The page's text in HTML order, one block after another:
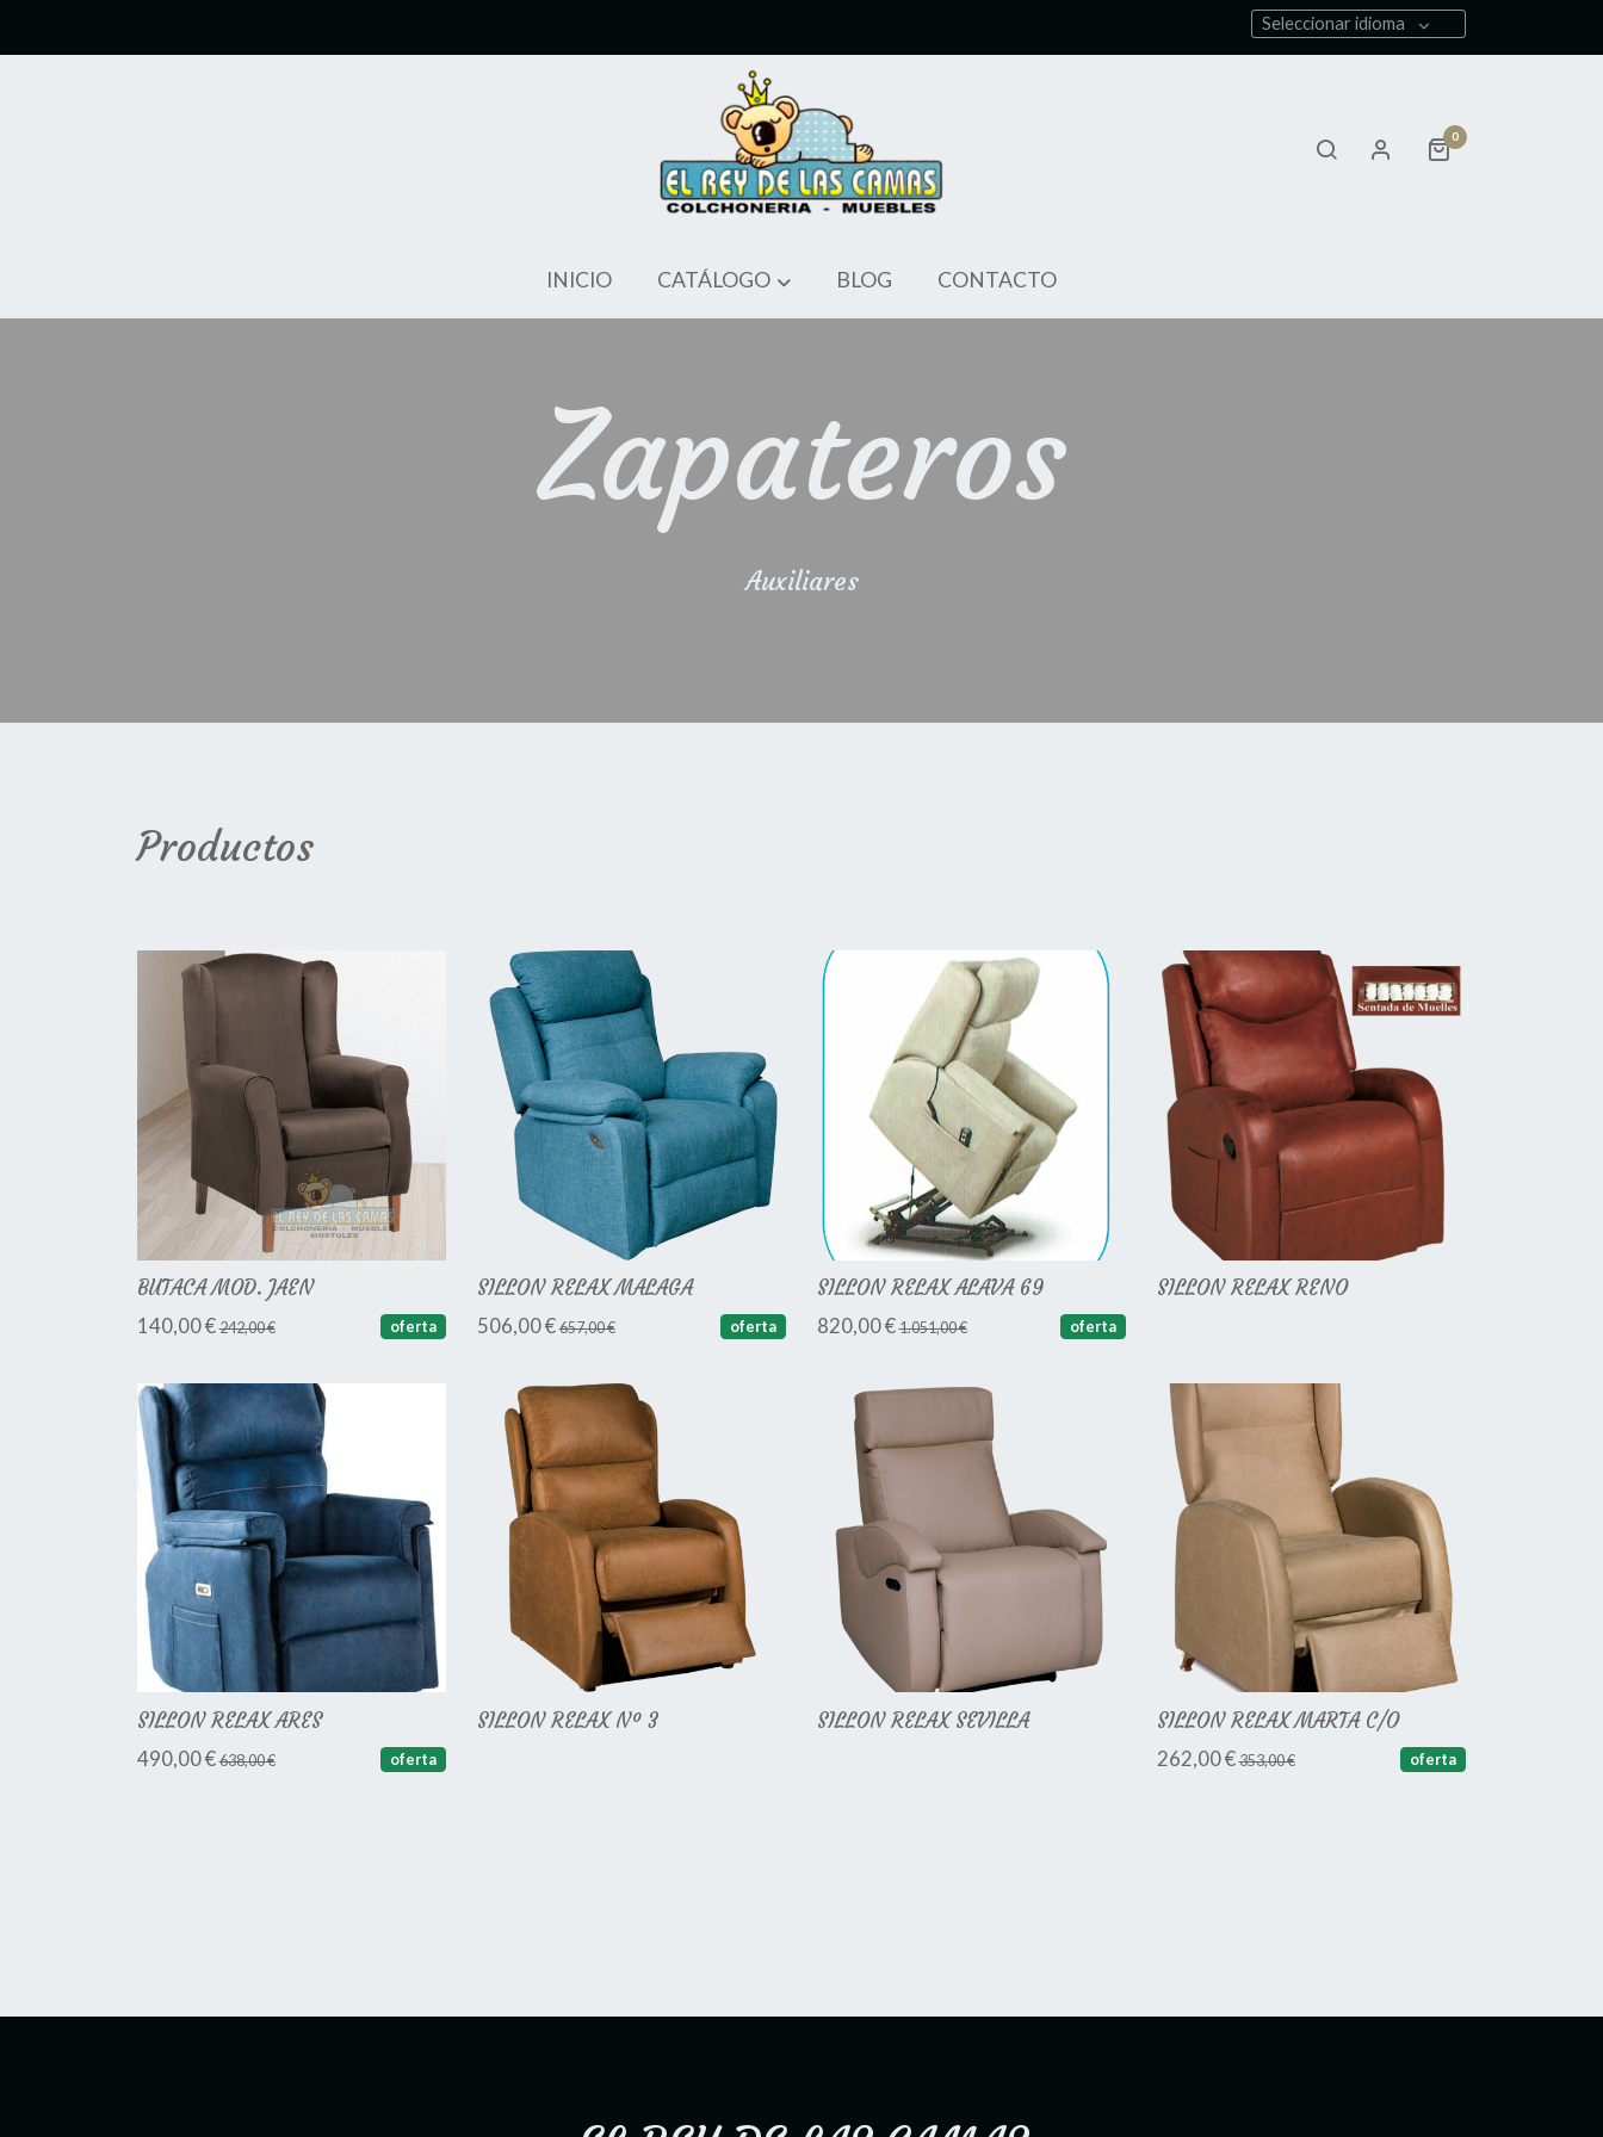
Seleccionar idioma
0
INICIO CATÁLOGO BLOG CONTACTO
Zapateros
Auxiliares
Productos
BUTACA MOD. JAEN
140,00 €242,00 € oferta
SILLON RELAX MALAGA
506,00 €657,00 € oferta
SILLON RELAX ALAVA 69
820,00 €1.051,00 € oferta
SILLON RELAX RENO
SILLON RELAX ARES
490,00 €638,00 € oferta
SILLON RELAX Nº 3 SILLON RELAX SEVILLA
SILLON RELAX MARTA C/O
262,00 €353,00 € oferta